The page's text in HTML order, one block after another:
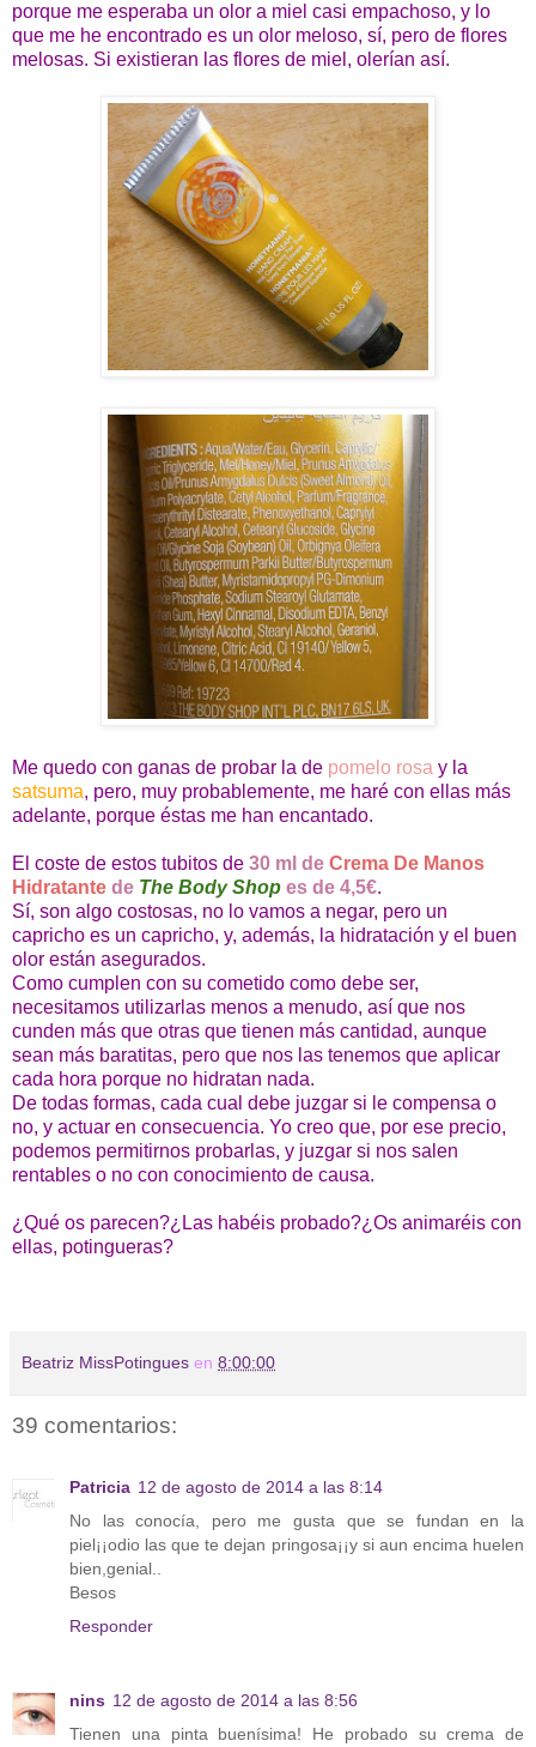
porque me esperaba un olor a miel casi empachoso, y lo
que me he encontrado es un olor meloso, sí, pero de flores
melosas. Si existieran las flores de miel, olerían así.
Me quedo con ganas de probar la de pomelo rosa y la
satsuma, pero, muy probablemente, me haré con ellas más
adelante, porque éstas me han encantado.
El coste de estos tubitos de 30 ml de Crema De Manos
Hidratante de The Body Shop es de 4,5€.
Sí, son algo costosas, no lo vamos a negar, pero un
capricho es un capricho, y, además, la hidratación y el buen
olor están asegurados.
Como cumplen con su cometido como debe ser,
necesitamos utilizarlas menos a menudo, así que nos
cunden más que otras que tienen más cantidad, aunque
sean más baratitas, pero que nos las tenemos que aplicar
cada hora porque no hidratan nada.
De todas formas, cada cual debe juzgar si le compensa o
no, y actuar en consecuencia. Yo creo que, por ese precio,
podemos permitirnos probarlas, y juzgar si nos salen
rentables o no con conocimiento de causa.
¿Qué os parecen?¿Las habéis probado?¿Os animaréis con
ellas, potingueras?
Beatriz MissPotingues en 8:00:00
39 comentarios:
Patricia 12 de agosto de 2014 a las 8:14
No las conocía, pero me gusta que se fundan en la
piel¡¡odio las que te dejan pringosa¡¡y si aun encima huelen
bien,genial..
Besos
Responder
nins 12 de agosto de 2014 a las 8:56
Tienen una pinta buenísima! He probado su crema de